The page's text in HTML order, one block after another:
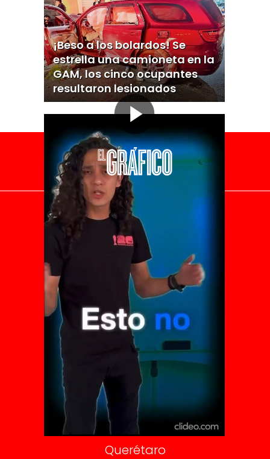
¡Beso a los bolardos! Se
estrella una camioneta en la
GAM, los cinco ocupantes
resultaron lesionados
El Universal
Vive USA
Clase
De 10 sports
DeDinero
Confabulario
Aviso Oportuno
Consultas
Querétaro